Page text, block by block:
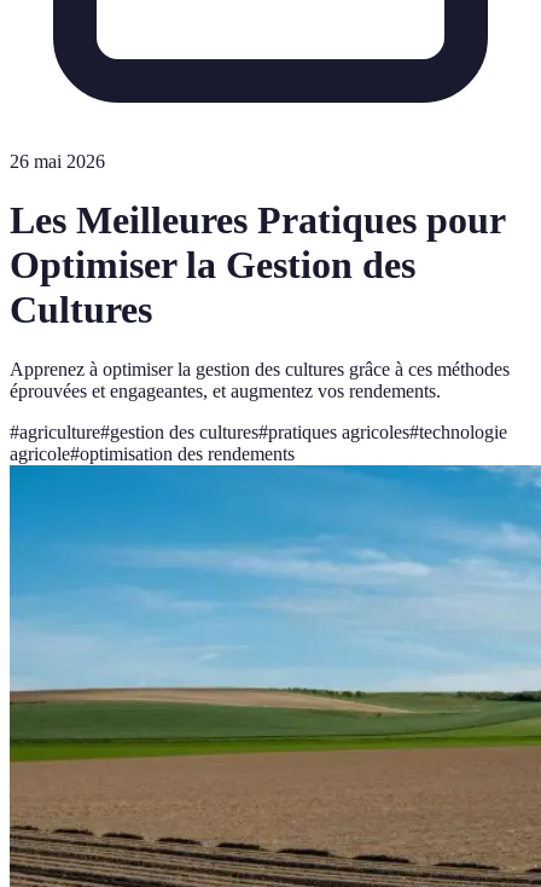
26 mai 2026
Les Meilleures Pratiques pour
Optimiser la Gestion des
Cultures
Apprenez à optimiser la gestion des cultures grâce à ces méthodes
éprouvées et engageantes, et augmentez vos rendements.
#agriculture#gestion des cultures#pratiques agricoles#technologie
agricole#optimisation des rendements